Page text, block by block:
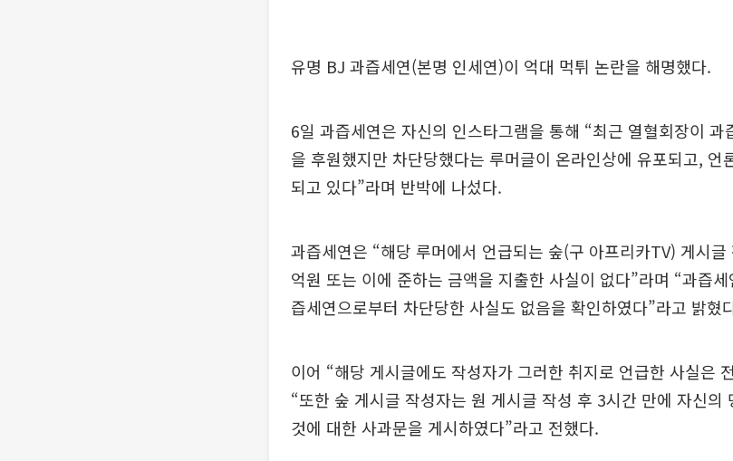
유명 BJ 과즙세연(본명 인세연)이 억대 먹튀 논란을 해명했다.
6일 과즙세연은 자신의 인스타그램을 통해 “최근 열혈회장이 과
을 후원했지만 차단당했다는 루머글이 온라인상에 유포되고, 언
되고 있다”라며 반박에 나섰다.
과즙세연은 “해당 루머에서 언급되는 숲(구 아프리카TV) 게시
억원 또는 이에 준하는 금액을 지출한 사실이 없다”라며 “과즙
즙세연으로부터 차단당한 사실도 없음을 확인하였다”라고 밝혔
이어 “해당 게시글에도 작성자가 그러한 취지로 언급한 사실은
“또한 숲 게시글 작성자는 원 게시글 작성 후 3시간 만에 자신의
것에 대한 사과문을 게시하였다”라고 전했다.